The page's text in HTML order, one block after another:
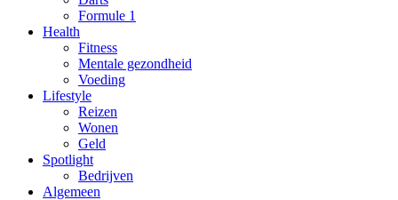
Formule 1
Health
Fitness
Mentale gezondheid
Voeding
Lifestyle
Reizen
Wonen
Geld
Spotlight
Bedrijven
Algemeen